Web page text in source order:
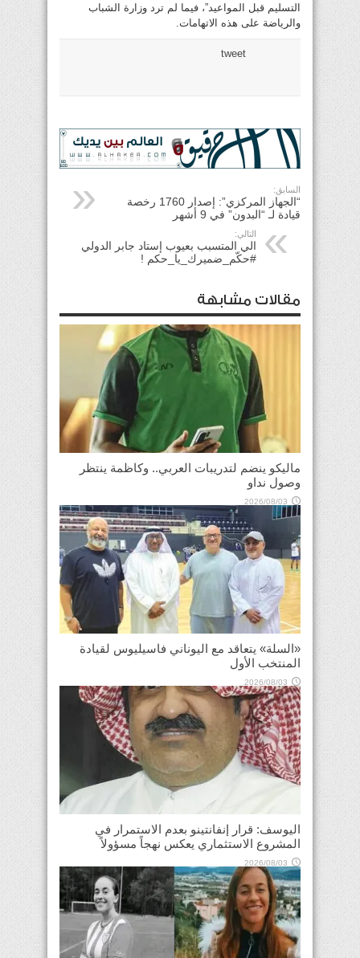
التسليم قبل المواعيد”، فيما لم ترد وزارة الشباب
والرياضة على هذه الاتهامات.
tweet
السابق:
“الجهاز المركزي”: إصدار 1760 رخصة
قيادة لـ “البدون” في 9 أشهر
التالي:
الي المتسبب بعيوب إستاد جابر الدولي
#حكّم_ضميرك_يا_حكم !
مقالات مشابهة
ماليكو ينضم لتدريبات العربي.. وكاظمة ينتظر
وصول نداو
2026/08/03
«السلة» يتعاقد مع اليوناني فاسيليوس لقيادة
المنتخب الأول
2026/08/03
اليوسف: قرار إنفانتينو بعدم الاستمرار في
المشروع الاستثماري يعكس نهجاً مسؤولاً
2026/08/03